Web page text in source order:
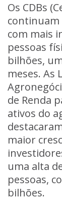
Os CDBs
continuam
com mais
pessoas
bilhões,
meses. As
de Renda
ativos do
maior
uma alta
pessoas,
bilhões.